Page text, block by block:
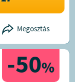
Megosztás
-50%